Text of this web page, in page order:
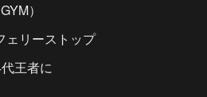
）
リーストップ
王者に